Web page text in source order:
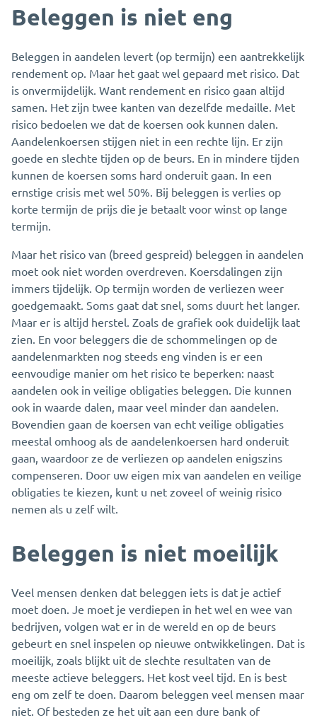
Beleggen is niet eng
Beleggen in aandelen levert (op termijn) een aantrekkelijk
rendement op. Maar het gaat wel gepaard met risico. Dat
is onvermijdelijk. Want rendement en risico gaan altijd
samen. Het zijn twee kanten van dezelfde medaille. Met
risico bedoelen we dat de koersen ook kunnen dalen.
Aandelenkoersen stijgen niet in een rechte lijn. Er zijn
goede en slechte tijden op de beurs. En in mindere tijden
kunnen de koersen soms hard onderuit gaan. In een
ernstige crisis met wel 50%. Bij beleggen is verlies op
korte termijn de prijs die je betaalt voor winst op lange
termijn.
Maar het risico van (breed gespreid) beleggen in aandelen
moet ook niet worden overdreven. Koersdalingen zijn
immers tijdelijk. Op termijn worden de verliezen weer
goedgemaakt. Soms gaat dat snel, soms duurt het langer.
Maar er is altijd herstel. Zoals de grafiek ook duidelijk laat
zien. En voor beleggers die de schommelingen op de
aandelenmarkten nog steeds eng vinden is er een
eenvoudige manier om het risico te beperken: naast
aandelen ook in veilige obligaties beleggen. Die kunnen
ook in waarde dalen, maar veel minder dan aandelen.
Bovendien gaan de koersen van echt veilige obligaties
meestal omhoog als de aandelenkoersen hard onderuit
gaan, waardoor ze de verliezen op aandelen enigszins
compenseren. Door uw eigen mix van aandelen en veilige
obligaties te kiezen, kunt u net zoveel of weinig risico
nemen als u zelf wilt.
Beleggen is niet moeilijk
Veel mensen denken dat beleggen iets is dat je actief
moet doen. Je moet je verdiepen in het wel en wee van
bedrijven, volgen wat er in de wereld en op de beurs
gebeurt en snel inspelen op nieuwe ontwikkelingen. Dat is
moeilijk, zoals blijkt uit de slechte resultaten van de
meeste actieve beleggers. Het kost veel tijd. En is best
eng om zelf te doen. Daarom beleggen veel mensen maar
niet. Of besteden ze het uit aan een dure bank of